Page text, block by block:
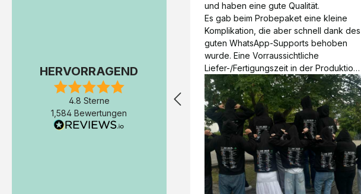
HERVORRAGEND
4.8 Sterne
1,584 Bewertungen
und haben eine gute Qualität.
Es gab beim Probepaket eine kleine
Komplikation, die aber schnell dank des
guten WhatsApp-Supports behoben
wurde. Eine Vorraussichtliche
Liefer-/Fertigungszeit in der Produktion
wäre hilfreich. Die Produktion dauerte 7
Werktage (inkl. Samstage und ohne
Express-Produktion), die Lieferung
erfolgte schon am Tag nach der
Fertigstellung der Produktion.